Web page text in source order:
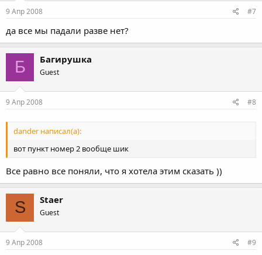
9 Апр 2008 #7
да все мы падали разве нет?
Б Багирушка
Guest
9 Апр 2008 #8
dander написал(а):
вот пункт номер 2 вообще шик
Все равно все поняли, что я хотела этим сказать ))
S Staer
Guest
9 Апр 2008 #9